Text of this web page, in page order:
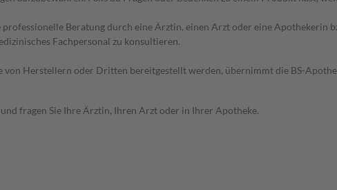
Beratung durch eine Ärztin, einen Arzt oder eine Apothekerin
Fachpersonal zu konsultieren.
Herstellern oder Dritten bereitgestellt werden, übernimmt die BS-
fragen Sie Ihre Ärztin, Ihren Arzt oder in Ihrer Apotheke.